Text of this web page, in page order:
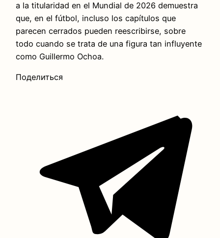
a la titularidad en el Mundial de 2026 demuestra
que, en el fútbol, incluso los capítulos que
parecen cerrados pueden reescribirse, sobre
todo cuando se trata de una figura tan influyente
como Guillermo Ochoa.
Поделиться